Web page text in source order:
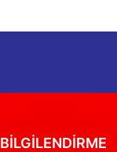
Kuru tip süt
Yağlı tip süt
Hortumlar
Hortum
Boynuz
Mıknatıslar
Galoş
Bağcıklı
BİLGİLENDİRME